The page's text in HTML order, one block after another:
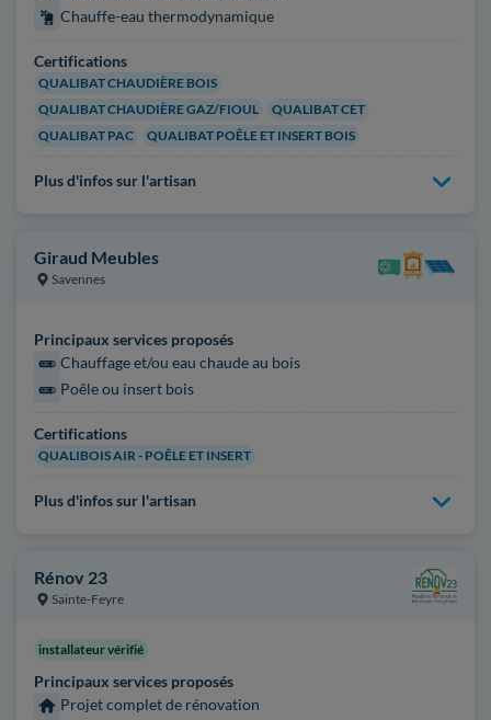
Chauffe-eau thermodynamique
Certifications
QUALIBAT CHAUDIÈRE BOIS
QUALIBAT CHAUDIÈRE GAZ/FIOUL
QUALIBAT CET
QUALIBAT PAC
QUALIBAT POÊLE ET INSERT BOIS
Plus d'infos sur l'artisan
Giraud Meubles
Savennes
Principaux services proposés
Chauffage et/ou eau chaude au bois
Poêle ou insert bois
Certifications
QUALIBOIS AIR - POÊLE ET INSERT
Plus d'infos sur l'artisan
Rénov 23
Sainte-Feyre
installateur vérifié
Principaux services proposés
Projet complet de rénovation